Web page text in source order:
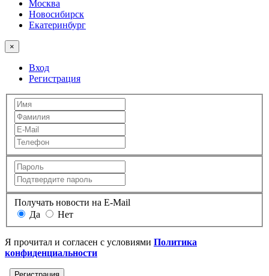
Москва
Новосибирск
Екатеринбург
×
Вход
Регистрация
Получать новости на E-Mail
Да
Нет
Я прочитал и согласен с условиями Политика
конфиденциальности